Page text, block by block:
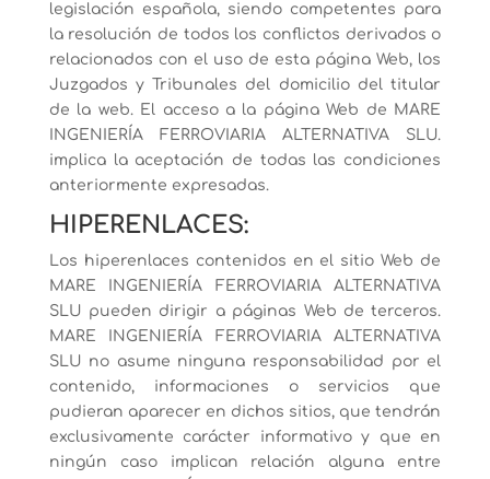
legislación española, siendo competentes para
la resolución de todos los conflictos derivados o
relacionados con el uso de esta página Web, los
Juzgados y Tribunales del domicilio del titular
de la web. El acceso a la página Web de MARE
INGENIERÍA FERROVIARIA ALTERNATIVA SLU.
implica la aceptación de todas las condiciones
anteriormente expresadas.
HIPERENLACES:
Los hiperenlaces contenidos en el sitio Web de
MARE INGENIERÍA FERROVIARIA ALTERNATIVA
SLU pueden dirigir a páginas Web de terceros.
MARE INGENIERÍA FERROVIARIA ALTERNATIVA
SLU no asume ninguna responsabilidad por el
contenido, informaciones o servicios que
pudieran aparecer en dichos sitios, que tendrán
exclusivamente carácter informativo y que en
ningún caso implican relación alguna entre